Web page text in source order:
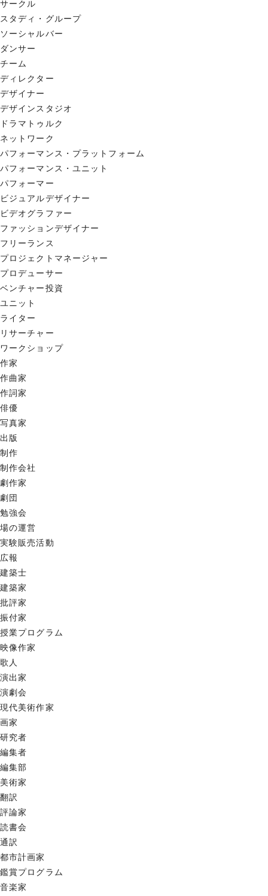
サークル
スタディ・グループ
ソーシャルバー
ダンサー
チーム
ディレクター
デザイナー
デザインスタジオ
ドラマトゥルク
ネットワーク
パフォーマンス・プラットフォーム
パフォーマンス・ユニット
パフォーマー
ビジュアルデザイナー
ビデオグラファー
ファッションデザイナー
フリーランス
プロジェクトマネージャー
プロデューサー
ベンチャー投資
ユニット
ライター
リサーチャー
ワークショップ
作家
作曲家
作詞家
俳優
写真家
出版
制作
制作会社
劇作家
劇団
勉強会
場の運営
実験販売活動
広報
建築士
建築家
批評家
振付家
授業プログラム
映像作家
歌人
演出家
演劇会
現代美術作家
画家
研究者
編集者
編集部
美術家
翻訳
評論家
読書会
通訳
都市計画家
鑑賞プログラム
音楽家